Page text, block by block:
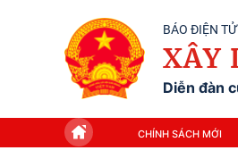
BÁO ĐIỆN
XÂY
Diễn đàn
CHÍNH SÁCH MỚI